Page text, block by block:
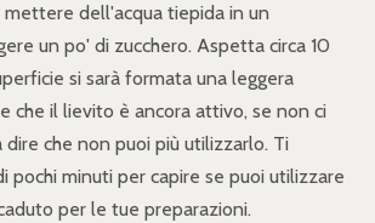
mettere dell'acqua tiepida in un
un po' di zucchero. Aspetta circa 10
si sarà formata una leggera
che il lievito è ancora attivo, se non ci
dire che non puoi più utilizzarlo. Ti
pochi minuti per capire se puoi utilizzare
per le tue preparazioni.